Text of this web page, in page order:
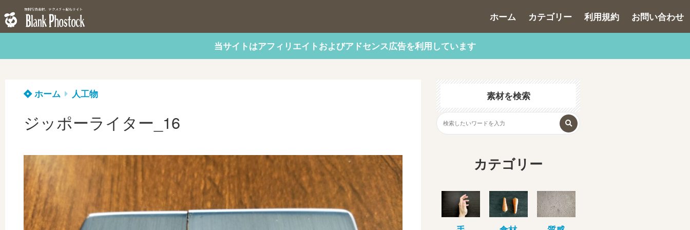
ホーム カテゴリー 利用規約 お問い合わせ
当サイトはアフィリエイトおよびアドセンス広告を利用しています
ホーム 人工物
ジッポーライター_16
素材を検索
カテゴリー